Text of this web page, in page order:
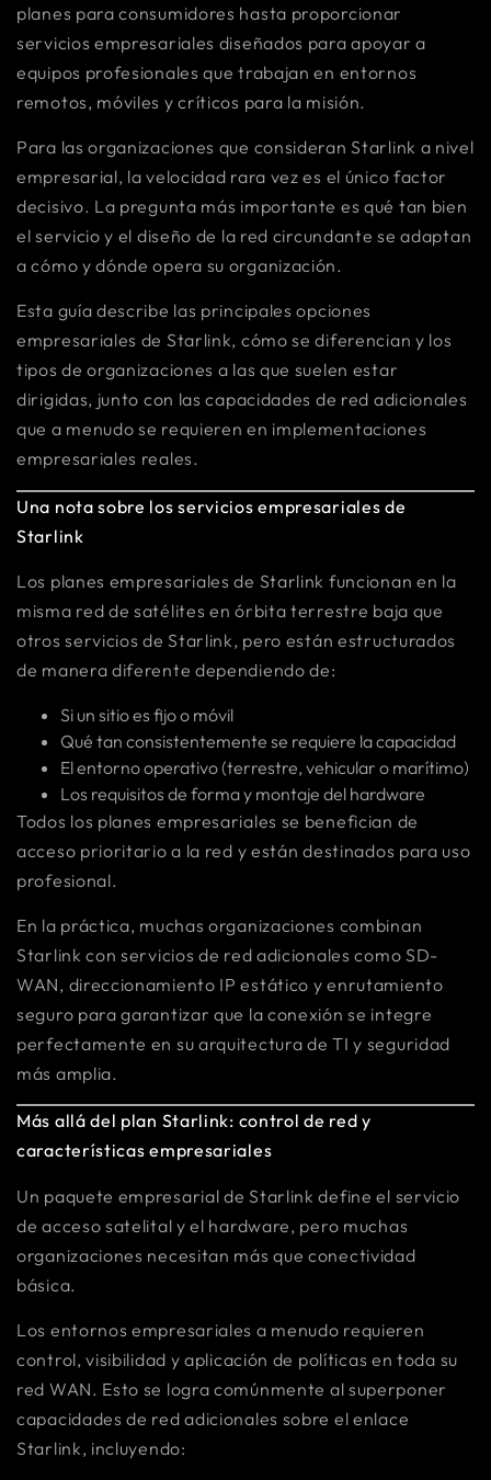
planes para consumidores hasta proporcionar
servicios empresariales diseñados para apoyar a
equipos profesionales que trabajan en entornos
remotos, móviles y críticos para la misión.
Para las organizaciones que consideran Starlink a nivel
empresarial, la velocidad rara vez es el único factor
decisivo. La pregunta más importante es qué tan bien
el servicio y el diseño de la red circundante se adaptan
a cómo y dónde opera su organización.
Esta guía describe las principales opciones
empresariales de Starlink, cómo se diferencian y los
tipos de organizaciones a las que suelen estar
dirigidas, junto con las capacidades de red adicionales
que a menudo se requieren en implementaciones
empresariales reales.
Una nota sobre los servicios empresariales de
Starlink
Los planes empresariales de Starlink funcionan en la
misma red de satélites en órbita terrestre baja que
otros servicios de Starlink, pero están estructurados
de manera diferente dependiendo de:
Si un sitio es fijo o móvil
Qué tan consistentemente se requiere la capacidad
El entorno operativo (terrestre, vehicular o marítimo)
Los requisitos de forma y montaje del hardware
Todos los planes empresariales se benefician de
acceso prioritario a la red y están destinados para uso
profesional.
En la práctica, muchas organizaciones combinan
Starlink con servicios de red adicionales como SD-
WAN, direccionamiento IP estático y enrutamiento
seguro para garantizar que la conexión se integre
perfectamente en su arquitectura de TI y seguridad
más amplia.
Más allá del plan Starlink: control de red y
características empresariales
Un paquete empresarial de Starlink define el servicio
de acceso satelital y el hardware, pero muchas
organizaciones necesitan más que conectividad
básica.
Los entornos empresariales a menudo requieren
control, visibilidad y aplicación de políticas en toda su
red WAN. Esto se logra comúnmente al superponer
capacidades de red adicionales sobre el enlace
Starlink, incluyendo: